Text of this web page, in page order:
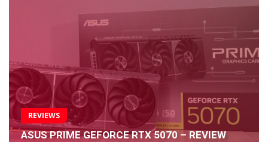
REVIEWS
ASUS PRIME GEFORCE RTX 5070 – REVIEW